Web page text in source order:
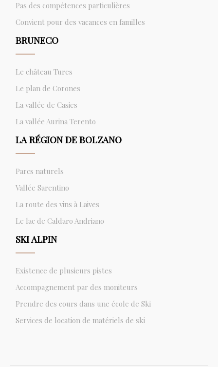
Pas des compétences particulières
Convient pour des vacances en familles
BRUNECO
Le château Tures
Le plan de Corones
La vallée de Casies
La vallée Aurina Terento
LA RÉGION DE BOLZANO
Parcs naturels
Vallée Sarentino
La route des vins à Laives
Le lac de Caldaro Andriano
SKI ALPIN
Existence de plusieurs pistes
Accompagnement par des moniteurs
Prendre des cours dans une école de Ski
Services de location de matériels de ski